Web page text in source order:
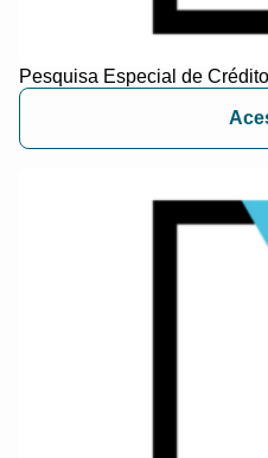
Pesquisa Especial de